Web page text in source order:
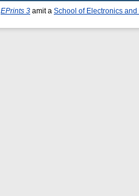
EPrints 3 amit a School of Electronics